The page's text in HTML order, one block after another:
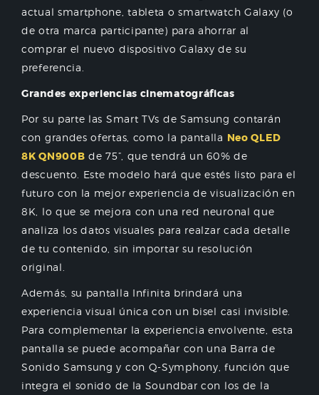
actual smartphone, tableta o smartwatch Galaxy (o
de otra marca participante) para ahorrar al
comprar el nuevo dispositivo Galaxy de su
preferencia.
Grandes experiencias cinematográficas
Por su parte las Smart TVs de Samsung contarán
con grandes ofertas, como la pantalla Neo QLED
8K QN900B de 75”, que tendrá un 60% de
descuento. Este modelo hará que estés listo para el
futuro con la mejor experiencia de visualización en
8K, lo que se mejora con una red neuronal que
analiza los datos visuales para realzar cada detalle
de tu contenido, sin importar su resolución
original.
Además, su pantalla Infinita brindará una
experiencia visual única con un bisel casi invisible.
Para complementar la experiencia envolvente, esta
pantalla se puede acompañar con una Barra de
Sonido Samsung y con Q-Symphony, función que
integra el sonido de la Soundbar con los de la